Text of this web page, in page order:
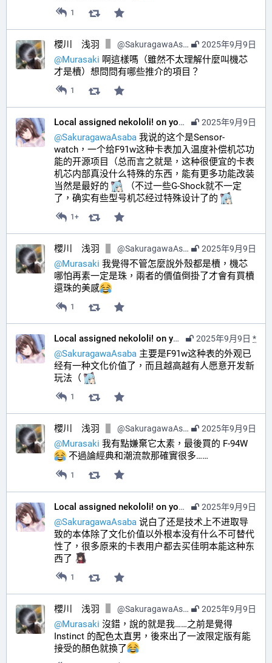
1
2025年9月9日
櫻川 浅羽 @SakuragawaAsaba@hub.sakuragawa.moe
@Murasaki 啊這樣嗎（雖然不太理解什麼叫機芯
才是櫝）想問問有哪些推介的項目？
1
2025年9月9日
Local assigned nekololi! on your timeline :nacholook:
@SakuragawaAsaba 我说的这个是Sensor-
watch，一个给F91w这种卡表加入温度补偿机芯功
能的开源项目（总而言之就是，这种很便宜的卡表
机芯内部真没什么特殊的东西，能有更多功能改装
当然是最好的
（不过一些G-Shock就不一定
了，确实有些型号机芯经过特殊设计了的
1+
2025年9月9日
櫻川 浅羽 @SakuragawaAsaba@hub.sakuragawa.moe
@Murasaki 我覺得不管怎麼說外殼都是櫝，機芯
哪怕再素一定是珠，兩者的價值倒掛了才會有買櫝
還珠的美感
1
2025年9月9日 *
Local assigned nekololi! on your timeline :nacholook:
@SakuragawaAsaba 主要是F91w这种表的外观已
经有一种文化价值了，而且越高越有人愿意开发新
玩法（
1
2025年9月9日
櫻川 浅羽 @SakuragawaAsaba@hub.sakuragawa.moe
@Murasaki 我有點嫌棄它太素，最後買的 F-94W
不過論經典和潮流款那確實很多……
1
2025年9月9日
Local assigned nekololi! on your timeline :nacholook:
@SakuragawaAsaba 说白了还是技术上不进取导
致的本体除了文化价值以外根本没有什么不可替代
性了，很多原来的卡表用户都去买佳明本能这种东
西了
1
2025年9月9日
櫻川 浅羽 @SakuragawaAsaba@hub.sakuragawa.moe
@Murasaki 沒錯，說的就是我……之前是覺得
Instinct 的配色太直男，後來出了一波限定版有能
接受的顏色就換了